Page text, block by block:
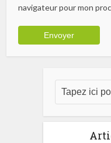
navigateur pour mon